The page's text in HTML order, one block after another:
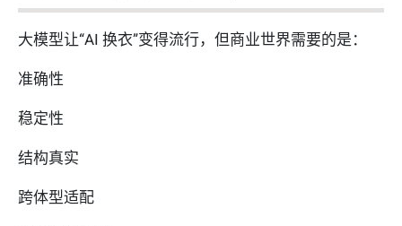
大模型让“AI 换衣”变得流行，但商业世界需要的是：
准确性
稳定性
结构真实
跨体型适配